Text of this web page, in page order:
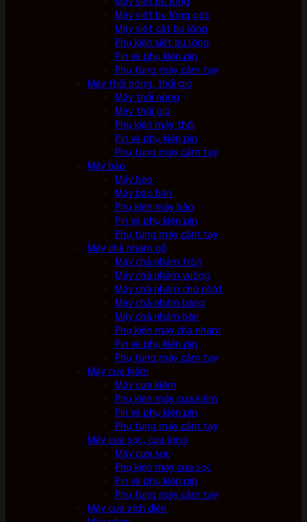
Máy siết bu lông góc
Máy siết cắt bu lông
Phụ kiện siết bu lông
Pin và phụ kiện pin
Phụ tùng máy cầm tay
Máy thổi nóng, thổi gió
Máy thổi nóng
Máy thổi gió
Phụ kiện máy thổi
Pin và phụ kiện pin
Phụ tùng máy cầm tay
Máy bào
Máy bào
Máy bào bàn
Phụ kiện máy bào
Pin và phụ kiện pin
Phụ tùng máy cầm tay
Máy chà nhám gỗ
Máy chà nhám tròn
Máy chà nhám vuông
Máy chà nhám chữ nhật
Máy chà nhám băng
Máy chà nhám bàn
Phụ kiện máy chà nhám
Pin và phụ kiện pin
Phụ tùng máy cầm tay
Máy cưa kiếm
Máy cưa kiếm
Phụ kiện máy cưa kiếm
Pin và phụ kiện pin
Phụ tùng máy cầm tay
Máy cưa sọc, cưa lọng
Máy cưa sọc
Phụ kiện máy cưa sọc
Pin và phụ kiện pin
Phụ tùng máy cầm tay
Máy cưa xích điện